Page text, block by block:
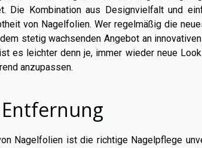
Die Kombination aus Designvielfalt und
von Nagelfolien. Wer regelmäßig die
stetig wachsenden Angebot an
es leichter denn je, immer wieder neue
anzupassen.
Nagelfolien ist die richtige Nagelpflege